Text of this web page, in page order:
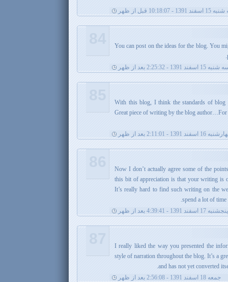
1391 - 10:18:07 قبل از ظهر
You can post on the ideas for the blog. You
15 اسفند 1391 - 2:25:32 بعد از ظهر
. With this blog, I think the standards of
Great piece of writing by the blog author…For
16 اسفند 1391 - 2:11:01 بعد از ظهر
. Now I don’t actually agree some of the
this bit of appreciation is that your writing is
It’s really hard to find such writing on the
spend a lot of
پنجشنبه 17 اسفند 1391 - 4:39:41 بعد از ظهر
. I really liked the way you presented the
style of narration throughout the blog. It’s a
and has not yet converted
جمعه 18 اسفند 1391 - 2:56:08 بعد از ظهر